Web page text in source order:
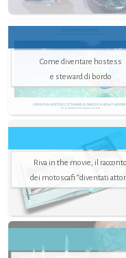
Come diventare hostess
e steward di bordo
Riva in the movie, il racconto
dei motoscafi “diventati